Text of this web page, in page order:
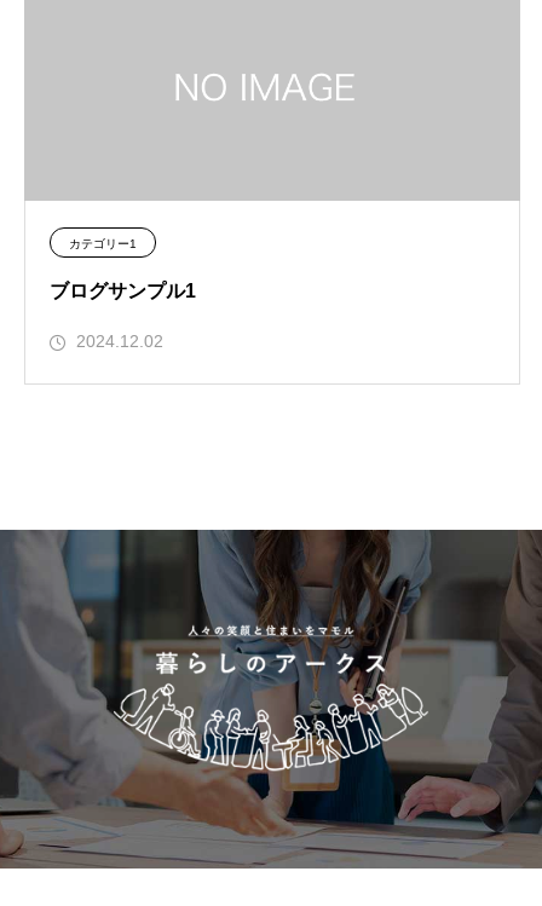
カテゴリー1
ブログサンプル1
2024.12.02